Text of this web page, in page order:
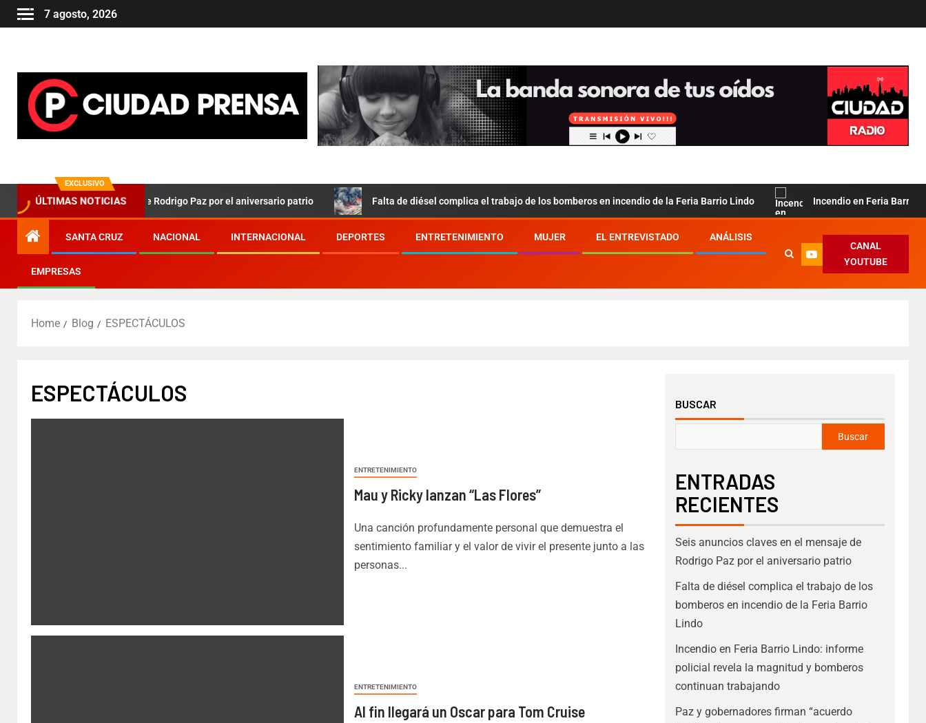
7 agosto, 2026
EXCLUSIVO
ÚLTIMAS NOTICIAS
claves en el mensaje de Rodrigo Paz por el aniversario patrio Falta de diésel complica el trabajo de los bomberos en incendio de la Feria Barrio Lindo Incendio en Feria Barrio Lindo:
SANTA CRUZ NACIONAL INTERNACIONAL DEPORTES ENTRETENIMIENTO MUJER EL ENTREVISTADO ANÁLISIS
EMPRESAS
CANAL
YOUTUBE
Home Blog ESPECTÁCULOS
ESPECTÁCULOS
ENTRETENIMIENTO
Mau y Ricky lanzan “Las Flores”
Una canción profundamente personal que demuestra el
sentimiento familiar y el valor de vivir el presente junto a las
personas...
ENTRETENIMIENTO
Al fin llegará un Oscar para Tom Cruise
BUSCAR
Buscar
ENTRADAS
RECIENTES
Seis anuncios claves en el mensaje de
Rodrigo Paz por el aniversario patrio
Falta de diésel complica el trabajo de los
bomberos en incendio de la Feria Barrio
Lindo
Incendio en Feria Barrio Lindo: informe
policial revela la magnitud y bomberos
continuan trabajando
Paz y gobernadores firman “acuerdo